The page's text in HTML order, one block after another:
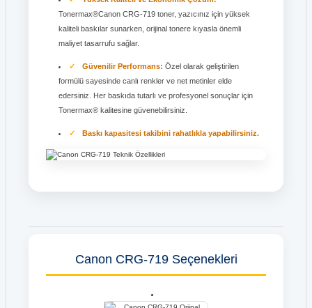
Tonermax®Canon CRG-719 toner, yazıcınız için yüksek
kaliteli baskılar sunarken, orijinal tonere kıyasla önemli
maliyet tasarrufu sağlar.
Güvenilir Performans: Özel olarak geliştirilen
formülü sayesinde canlı renkler ve net metinler elde
edersiniz. Her baskıda tutarlı ve profesyonel sonuçlar için
Tonermax® kalitesine güvenebilirsiniz.
Baskı kapasitesi takibini rahatlıkla yapabilirsiniz.
Canon CRG-719 Seçenekleri